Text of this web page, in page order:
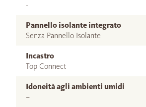
-
Pannello isolante integrato
Senza Pannello Isolante
Incastro
Top Connect
Idoneità agli ambienti umidi
–